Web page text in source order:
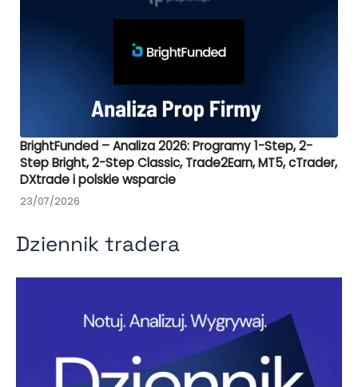
BrightFunded – Analiza 2026: Programy 1-Step, 2-
Step Bright, 2-Step Classic, Trade2Earn, MT5, cTrader,
DXtrade i polskie wsparcie
23/07/2026
Dziennik tradera